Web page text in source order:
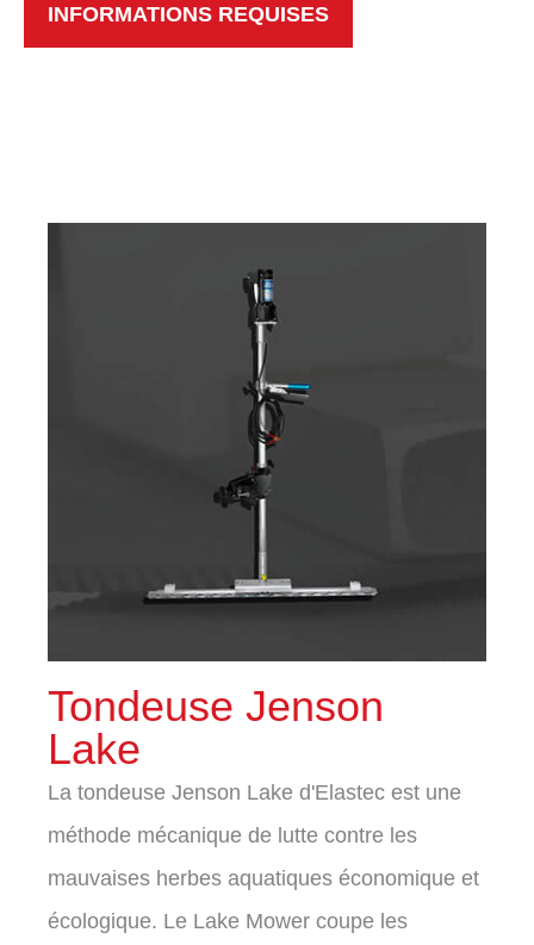
INFORMATIONS REQUISES
Tondeuse Jenson
Lake
La tondeuse Jenson Lake d'Elastec est une
méthode mécanique de lutte contre les
mauvaises herbes aquatiques économique et
écologique. Le Lake Mower coupe les